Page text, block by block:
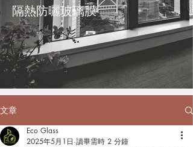
隔熱防曬玻璃膜
文章
Eco Glass
2025年5月1日 讀畢需時 2 分鐘